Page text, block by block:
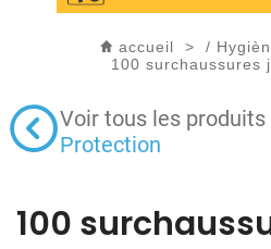
accueil > /
100 surchaussures
Voir tous les
Protection
100